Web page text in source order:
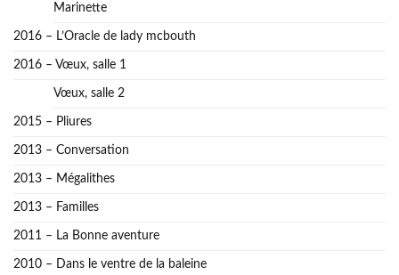
Marinette
2016 – L’Oracle de lady mcbouth
2016 – Vœux, salle 1
Vœux, salle 2
2015 – Pliures
2013 – Conversation
2013 – Mégalithes
2013 – Familles
2011 – La Bonne aventure
2010 – Dans le ventre de la baleine